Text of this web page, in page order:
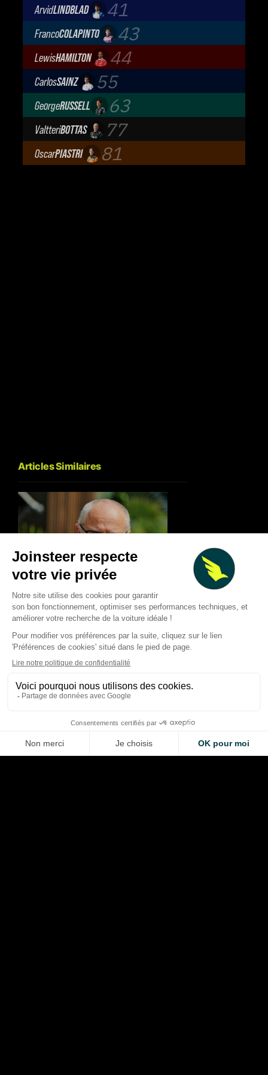
LA VOITURE DE VOS RÊVES
ArvidLINDBLAD 41
Visa Cash App Racing Bulls
FrancoCOLAPINTO 43
BWT Alpine Formula One Team
LewisHAMILTON 44
Scuderia Ferrari
CarlosSAINZ 55
Atlassian Williams F1 Team
GeorgeRUSSELL 63
Mercedes-AMG Petronas F1 Team
ValtteriBOTTAS 77
Cadillac Formula 1 Team
OscarPIASTRI 81
Articles Similaires
F1 : forte baisse des revenus
au T2 2026, calendrier
chamboulé et nouvelles
pistes de croissance
Aug 6, 2026
Deux Grands Prix
Silverstone et le
Americas lancent
Aug 6, 2026